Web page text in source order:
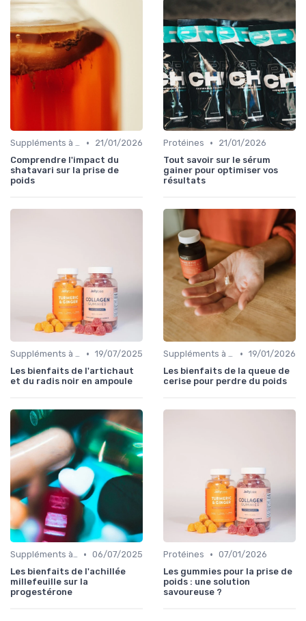
Suppléments à base de plantes •
21/01/2026
Comprendre l'impact du
shatavari sur la prise de
poids
Protéines •
21/01/2026
Tout savoir sur le sérum
gainer pour optimiser vos
résultats
Suppléments à base de plantes • 19/07/2025
Les bienfaits de l'artichaut
et du radis noir en ampoule
Suppléments à base de plantes • 19/01/2026
Les bienfaits de la queue de
cerise pour perdre du poids
Suppléments à base de plantes • 06/07/2025
Les bienfaits de l'achillée
millefeuille sur la
progestérone
Protéines • 07/01/2026
Les gummies pour la prise de
poids : une solution
savoureuse ?